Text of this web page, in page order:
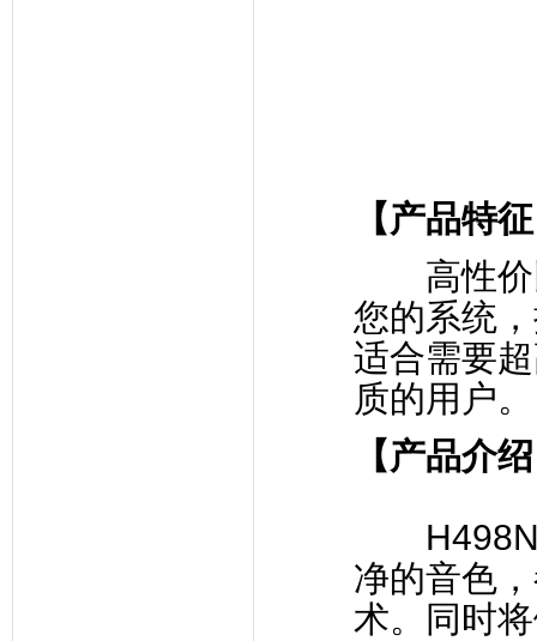
【产品特
高性价
您的系统
适合需要
质的用户。
【产品介
净的音色
术。同时